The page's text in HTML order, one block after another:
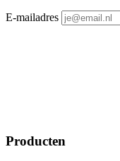
E-mailadres
Producten